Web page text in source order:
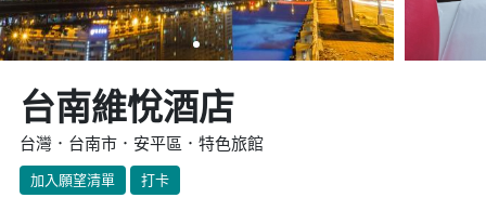
台南維悅酒店
台灣．台南市．安平區．特色旅館
加入願望清單 打卡